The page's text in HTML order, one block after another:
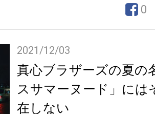
0
2021/12/03
真心ブラザーズの夏の
スサマーヌード」には
在しない